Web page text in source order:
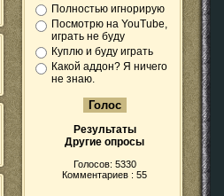
Полностью игнорирую
Посмотрю на YouTube,
играть не буду
Куплю и буду играть
Какой аддон? Я ничего
не знаю.
Результаты
Другие опросы
Голосов: 5330
Комментариев : 55